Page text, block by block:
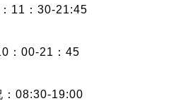
11：30-21:45
：00-21：45
：08:30-19:00